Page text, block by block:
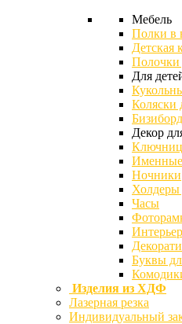
Мебель
Полки в
Детская
Полочки
Для
Коляски
Декор
Ночники
Холдеры
Часы
Буквы
Изделия из ХДФ
Лазерная резка
Индивидуальный